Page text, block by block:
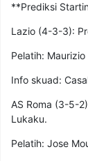
**Prediksi
Lazio (4-3-3):
Pelatih: Maurizio
Info skuad:
AS Roma (3-5-
Lukaku.
Pelatih: Jose